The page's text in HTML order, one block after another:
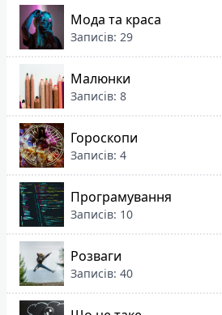
Мода та краса
Записів: 29
Малюнки
Записів: 8
Гороскопи
Записів: 4
Програмування
Записів: 10
Розваги
Записів: 40